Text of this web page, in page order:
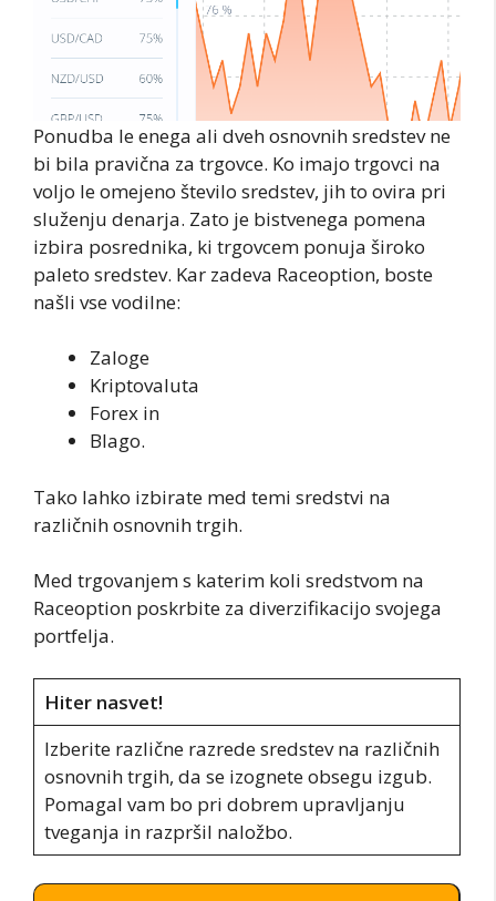
Ponudba le enega ali dveh osnovnih sredstev ne
bi bila pravična za trgovce. Ko imajo trgovci na
voljo le omejeno število sredstev, jih to ovira pri
služenju denarja. Zato je bistvenega pomena
izbira posrednika, ki trgovcem ponuja široko
paleto sredstev. Kar zadeva Raceoption, boste
našli vse vodilne:
Zaloge
Kriptovaluta
Forex in
Blago.
Tako lahko izbirate med temi sredstvi na
različnih osnovnih trgih.
Med trgovanjem s katerim koli sredstvom na
Raceoption poskrbite za diverzifikacijo svojega
portfelja.
Hiter nasvet!
Izberite različne razrede sredstev na različnih
osnovnih trgih, da se izognete obsegu izgub.
Pomagal vam bo pri dobrem upravljanju
tveganja in razpršil naložbo.